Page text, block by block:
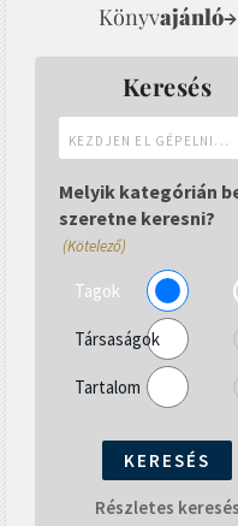
Könyvajánló→
Keresés
el
gépelni...
Melyik kategórián
szeretne keresni?
(Kötelező)
Tagok
Társaságok
Tartalom
Részletes keresés